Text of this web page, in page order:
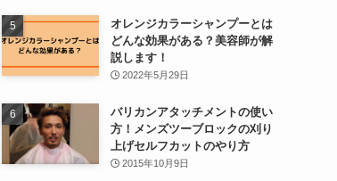
オレンジカラーシャンプーとは
どんな効果がある？美容師が解
説します！
2022年5月29日
バリカンアタッチメントの使い
方！メンズツーブロックの刈り
上げセルフカットのやり方
2015年10月9日